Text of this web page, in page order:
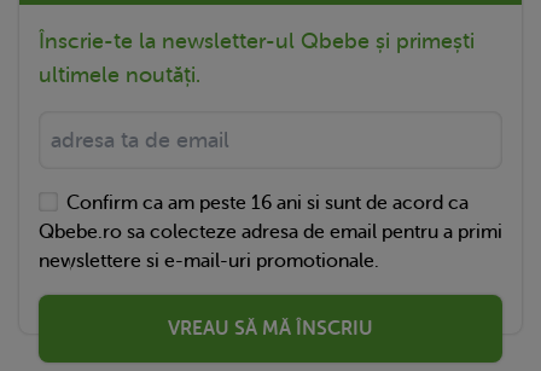
Înscrie-te la newsletter-ul Qbebe și primești
ultimele noutăți.
Confirm ca am peste 16 ani si sunt de acord ca
Qbebe.ro sa colecteze adresa de email pentru a primi
newslettere si e-mail-uri promotionale.
VREAU SĂ MĂ ÎNSCRIU